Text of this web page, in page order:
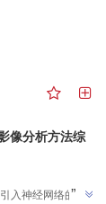
像分析方法综
入神经网络的输
”